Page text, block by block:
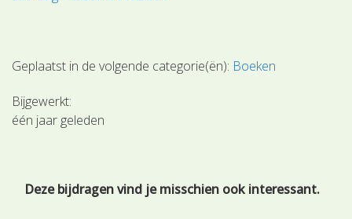
Geplaatst in de volgende categorie(ën): Boeken
Bijgewerkt:
één jaar geleden
Deze bijdragen vind je misschien ook interessant.